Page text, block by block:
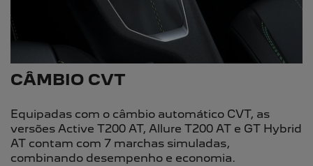
CÂMBIO CVT
Equipadas com o câmbio automático CVT, as
versões Active T200 AT, Allure T200 AT e GT Hybrid
AT contam com 7 marchas simuladas,
combinando desempenho e economia.